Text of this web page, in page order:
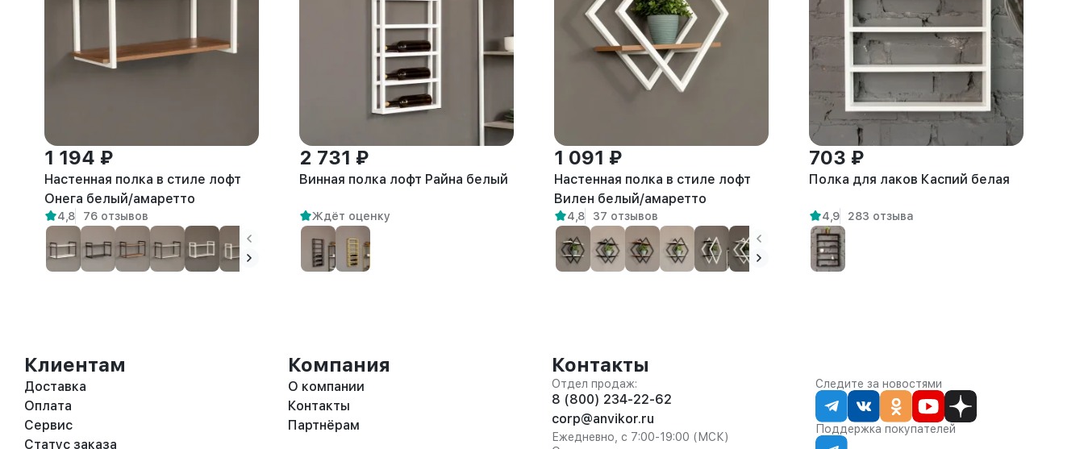
1 194 ₽
Настенная полка в стиле лофт
Онега белый/амаретто
4,8 76 отзывов
2 731 ₽
Винная полка лофт Райна белый
Ждёт оценку
1 091 ₽
Настенная полка в стиле лофт
Вилен белый/амаретто
4,8 37 отзывов
703 ₽
Полка для лаков Каспий белая
4,9 283 отзыва
Клиентам
Доставка
Оплата
Сервис
Статус заказа
Компания
О компании
Контакты
Партнёрам
Контакты
Отдел продаж:
8 (800) 234-22-62
corp@anvikor.ru
Ежедневно, с 7:00-19:00 (МСК)
Следите за новостями
Поддержка покупателей